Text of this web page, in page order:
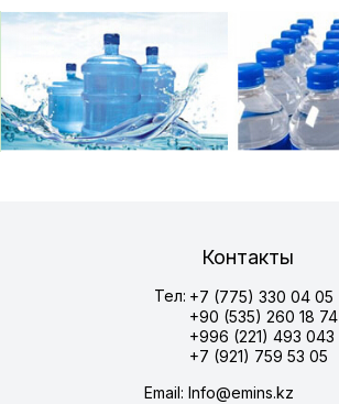
+7 (775) 330 04 05
+90 (535) 260 18 74
+996 (221) 493 043
+7 (921) 759 53 05
Email: Info@emins.kz
Тел:
Контакты